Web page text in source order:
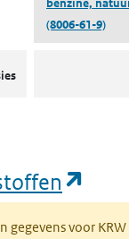
benzine,
(8006-61-9)
gegevens voor